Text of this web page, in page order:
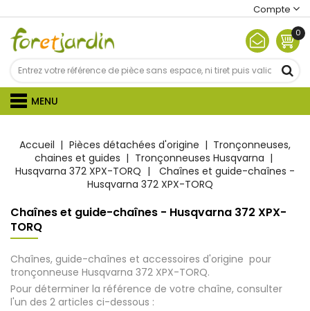
Compte
0
MENU
Accueil Pièces détachées d'origine
Tronçonneuses,
chaines et guides
Tronçonneuses Husqvarna
Husqvarna 372 XPX-TORQ
Chaînes et guide-chaînes -
Husqvarna 372 XPX-TORQ
Chaînes et guide-chaînes - Husqvarna 372 XPX-
TORQ
Chaînes, guide-chaînes et accessoires d'origine pour
tronçonneuse Husqvarna 372 XPX-TORQ.
Pour déterminer la référence de votre chaîne, consulter
l'un des 2 articles ci-dessous :